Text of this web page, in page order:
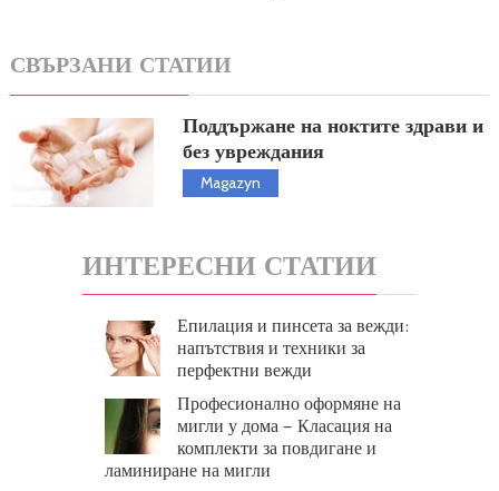
СВЪРЗАНИ СТАТИИ
Поддържане на ноктите здрави и
без увреждания
Magazyn
ИНТЕРЕСНИ СТАТИИ
Епилация и пинсета за вежди:
напътствия и техники за
перфектни вежди
Професионално оформяне на
мигли у дома – Класация на
комплекти за повдигане и
ламиниране на мигли